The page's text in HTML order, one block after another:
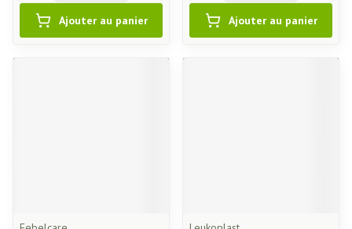
Ajouter au panier Ajouter au panier